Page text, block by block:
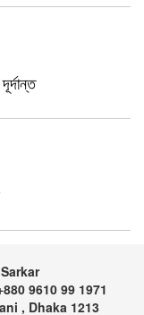
9610 99 1971
, Dhaka 1213